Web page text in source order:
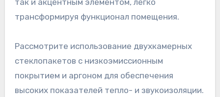
трансформируя функционал помещения.
Рассмотрите использование двухкамерных
стеклопакетов с низкоэмиссионным
покрытием и аргоном для обеспечения
высоких показателей тепло- и звукоизоляции.